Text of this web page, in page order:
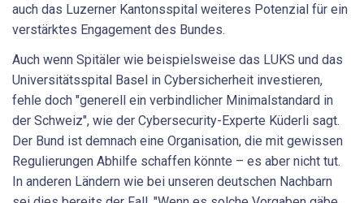
auch das Luzerner Kantonsspital weiteres Potenzial für ein
verstärktes Engagement des Bundes.
Auch wenn Spitäler wie beispielsweise das LUKS und das
Universitätsspital Basel in Cybersicherheit investieren,
fehle doch "generell ein verbindlicher Minimalstandard in
der Schweiz", wie der Cybersecurity-Experte Küderli sagt.
Der Bund ist demnach eine Organisation, die mit gewissen
Regulierungen Abhilfe schaffen könnte – es aber nicht tut.
In anderen Ländern wie bei unseren deutschen Nachbarn